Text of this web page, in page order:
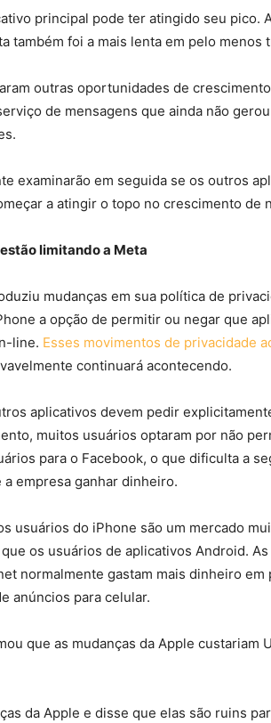
principal pode ter atingido seu pico.
também foi a mais lenta em pelo menos
outras oportunidades de
de mensagens que ainda não
examinarão em seguida se os outros
a atingir o topo no crescimento de
limitando a Meta
mudanças em sua política de
a opção de permitir ou negar que
line. Esses movimentos de privacidade
continuará acontecendo.
aplicativos devem pedir
muitos usuários optaram por não
para o Facebook, o que dificulta a
empresa ganhar dinheiro.
usuários do iPhone são um mercado
os usuários de aplicativos Android.
normalmente gastam mais dinheiro
anúncios para celular.
que as mudanças da Apple custariam
da Apple e disse que elas são ruins